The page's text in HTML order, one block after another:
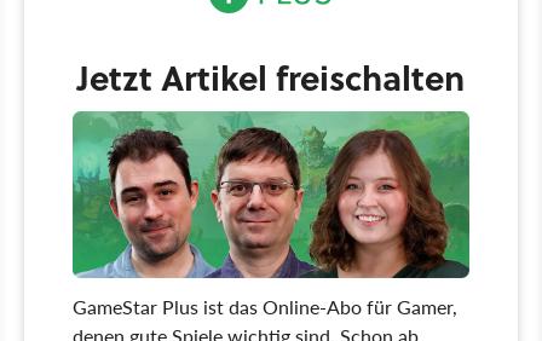
Jetzt Artikel freischalten
GameStar Plus ist das Online-Abo für Gamer,
denen gute Spiele wichtig sind. Schon ab